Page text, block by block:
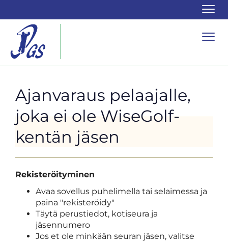
Ajanvaraus pelaajalle,
joka ei ole WiseGolf-
kentän jäsen
Rekisteröityminen
Avaa sovellus puhelimella tai selaimessa ja
paina "rekisteröidy"
Täytä perustiedot, kotiseura ja
jäsennumero
Jos et ole minkään seuran jäsen, valitse